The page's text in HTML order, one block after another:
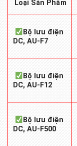
Loại Sản Phẩm
Bộ lưu điện
DC, AU-F7
Bộ lưu điện
DC, AU-F12
Bộ lưu điện
DC, AU-F500